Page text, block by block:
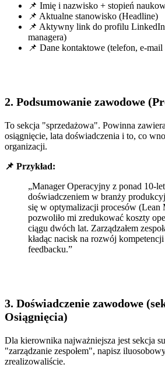
📌 Imię i nazwisko + stopień
📌 Aktualne stanowisko (Headline)
📌 Aktywny link do profilu LinkedIn
managera)
📌 Dane kontaktowe (telefon, e-mail
2. Podsumowanie zawodowe
To sekcja "sprzedażowa". Powinna
osiągnięcie, lata doświadczenia i to, co
organizacji.
📌 Przykład:
„Manager Operacyjny z ponad 10-
doświadczeniem w branży
się w optymalizacji procesów (Lean
pozwoliło mi zredukować koszty
ciągu dwóch lat. Zarządzałem
kładąc nacisk na rozwój
feedbacku.”
3. Doświadczenie zawodowe
Osiągnięcia)
Dla kierownika najważniejsza jest sekcja
"zarządzanie zespołem", napisz
zrealizowaliście.